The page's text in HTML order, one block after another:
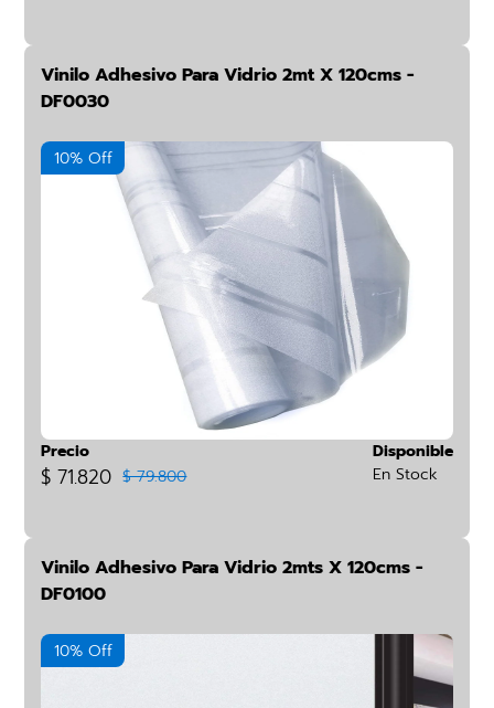
Vinilo Adhesivo Para Vidrio 2mt X 120cms -
DF0030
10% Off
Precio
$ 71.820 $ 79.800
Disponible
En Stock
Vinilo Adhesivo Para Vidrio 2mts X 120cms -
DF0100
10% Off